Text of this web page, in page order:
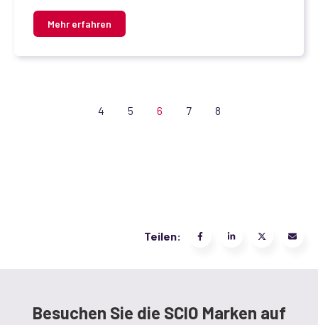
Mehr erfahren
4 5 6 7 8
Teilen:
Besuchen Sie die SCIO Marken auf